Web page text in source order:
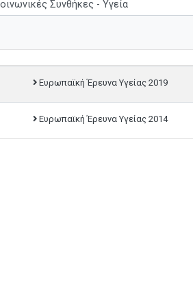
Ευρωπαϊκή Έρευνα Υγείας 2019
Ευρωπαϊκή Έρευνα Υγείας 2014